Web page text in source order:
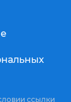
ссылки